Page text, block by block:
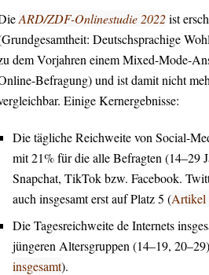
ARD/ZDF-Onlinestudie 2022ist
Deutschsprachige
dem Vorjahren einem Mixed-Mode-
Befragung) und ist damit nicht
Einige Kernergebnisse:
Die tägliche Reichweite von Social-
mit 21% für die alle Befragten (14–29
Snapchat, TikTok bzw. Facebook.
auch insgesamt erst auf Platz 5 (Artikel
Die Tagesreichweite de Internets
jüngeren Altersgruppen (14–19,
insgesamt).